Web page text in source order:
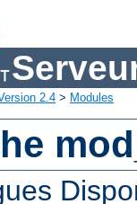
2.4 > Modules